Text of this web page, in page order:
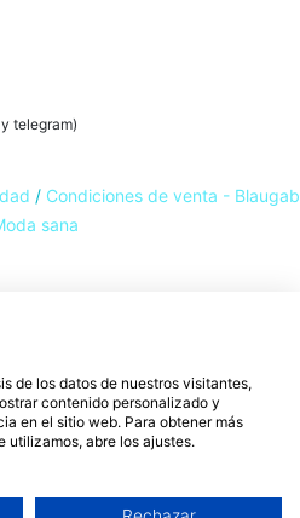
telegram)
/ Condiciones de venta - Blaugab
sana
ropa para piel delicada y enfermedades
interior sostenible.
de los datos de nuestros visitantes,
contenido personalizado y
en el sitio web. Para obtener más
utilizamos, abre los ajustes.